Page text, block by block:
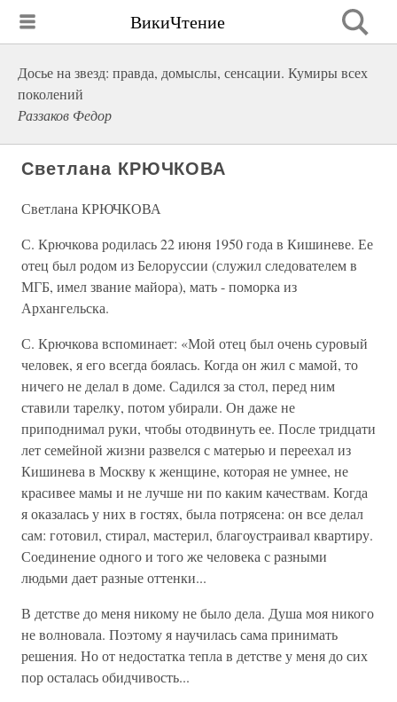
ВикиЧтение
Досье на звезд: правда, домыслы, сенсации. Кумиры всех
поколений
Раззаков Федор
Светлана КРЮЧКОВА
Светлана КРЮЧКОВА
С. Крючкова родилась 22 июня 1950 года в Кишиневе. Ее
отец был родом из Белоруссии (служил следователем в
МГБ, имел звание майора), мать - поморка из
Архангельска.
С. Крючкова вспоминает: «Мой отец был очень суровый
человек, я его всегда боялась. Когда он жил с мамой, то
ничего не делал в доме. Садился за стол, перед ним
ставили тарелку, потом убирали. Он даже не
приподнимал руки, чтобы отодвинуть ее. После тридцати
лет семейной жизни развелся с матерью и переехал из
Кишинева в Москву к женщине, которая не умнее, не
красивее мамы и не лучше ни по каким качествам. Когда
я оказалась у них в гостях, была потрясена: он все делал
сам: готовил, стирал, мастерил, благоустраивал квартиру.
Соединение одного и того же человека с разными
людьми дает разные оттенки...
В детстве до меня никому не было дела. Душа моя никого
не волновала. Поэтому я научилась сама принимать
решения. Но от недостатка тепла в детстве у меня до сих
пор осталась обидчивость...